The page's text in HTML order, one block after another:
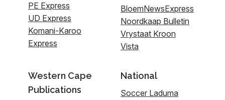
PE Express
UD Express
Komani-Karoo
Express
BloemNewsExpress
Noordkaap Bulletin
Vrystaat Kroon
Vista
Western Cape
Publications
National
Soccer Laduma